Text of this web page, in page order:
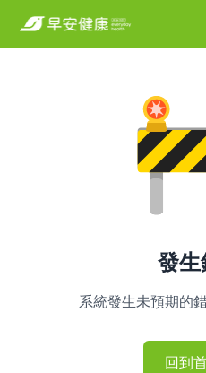
發
系統發生未預期的
回到